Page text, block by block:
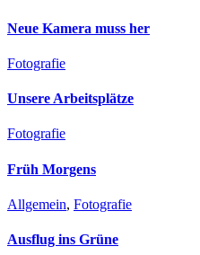
Neue Kamera muss her
Fotografie
Unsere Arbeitsplätze
Fotografie
Früh Morgens
Allgemein, Fotografie
Ausflug ins Grüne